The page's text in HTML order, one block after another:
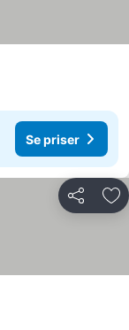
Se priser
Del